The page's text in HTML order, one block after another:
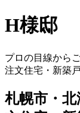
H様邸
プロの目線から
注文住宅・新築
札幌市・